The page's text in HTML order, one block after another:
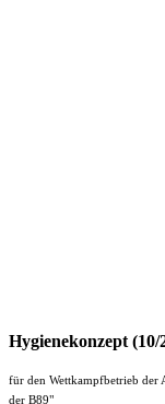
Hygienekonzept (10/
für den Wettkampfbetrieb der
der B89"